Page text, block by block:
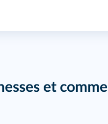
et